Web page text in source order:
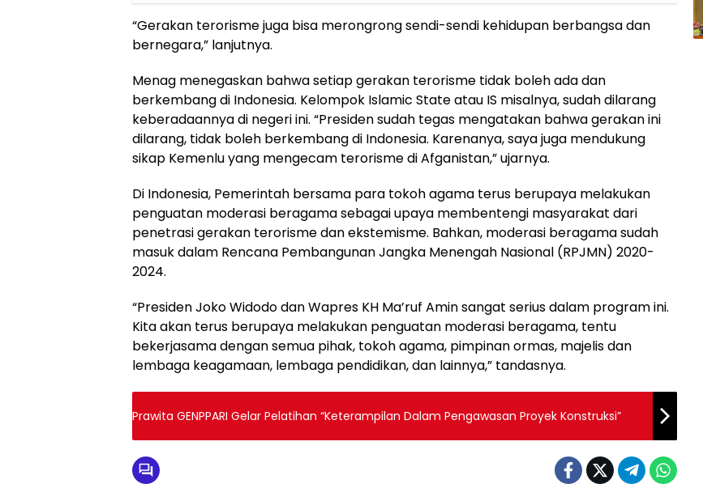
“Gerakan terorisme juga bisa merongrong sendi-sendi kehidupan berbangsa dan
bernegara,” lanjutnya.
Menag menegaskan bahwa setiap gerakan terorisme tidak boleh ada dan
berkembang di Indonesia. Kelompok Islamic State atau IS misalnya, sudah dilarang
keberadaannya di negeri ini. “Presiden sudah tegas mengatakan bahwa gerakan ini
dilarang, tidak boleh berkembang di Indonesia. Karenanya, saya juga mendukung
sikap Kemenlu yang mengecam terorisme di Afganistan,” ujarnya.
Di Indonesia, Pemerintah bersama para tokoh agama terus berupaya melakukan
penguatan moderasi beragama sebagai upaya membentengi masyarakat dari
penetrasi gerakan terorisme dan ekstemisme. Bahkan, moderasi beragama sudah
masuk dalam Rencana Pembangunan Jangka Menengah Nasional (RPJMN) 2020-
2024.
“Presiden Joko Widodo dan Wapres KH Ma’ruf Amin sangat serius dalam program ini.
Kita akan terus berupaya melakukan penguatan moderasi beragama, tentu
bekerjasama dengan semua pihak, tokoh agama, pimpinan ormas, majelis dan
lembaga keagamaan, lembaga pendidikan, dan lainnya,” tandasnya.
Prawita GENPPARI Gelar Pelatihan “Keterampilan Dalam Pengawasan Proyek Konstruksi”